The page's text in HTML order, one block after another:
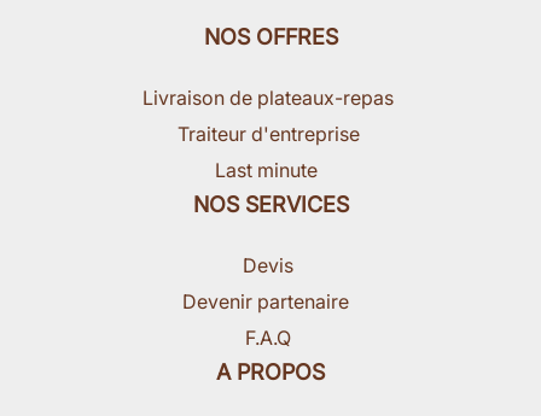
NOS OFFRES
Livraison de plateaux-repas
Traiteur d'entreprise
Last minute
NOS SERVICES
Devis
Devenir partenaire
F.A.Q
A PROPOS